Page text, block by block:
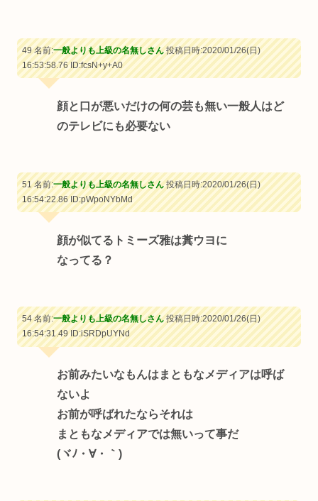
49 名前:一般よりも上級の名無しさん投稿日時:2020/01/26(日)
16:53:58.76ID:fcsN+y+A0
顔と口が悪いだけの何の芸も無い一般人はど
のテレビにも必要ない
51 名前:一般よりも上級の名無しさん投稿日時:2020/01/26(日)
16:54:22.86ID:pWpoNYbMd
顔が似てるトミーズ雅は糞ウヨに
なってる？
54 名前:一般よりも上級の名無しさん投稿日時:2020/01/26(日)
16:54:31.49ID:iSRDpUYNd
お前みたいなもんはまともなメディアは呼ば
ないよ
お前が呼ばれたならそれは
まともなメディアでは無いって事だ
(ヾﾉ・∀・｀)